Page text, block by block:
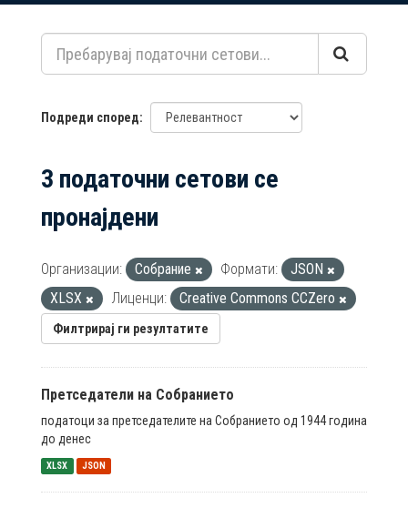
содржина
Подреди според
3 податочни сетови се
пронајдени
Организации: Собрание Формати:
JSON
XLSX
Лиценци: Creative Commons CCZero
Филтрирај ги резултатите
Претседатели на Собранието
податоци за претседателите на Собранието од 1944 година
до денес
XLSX JSON